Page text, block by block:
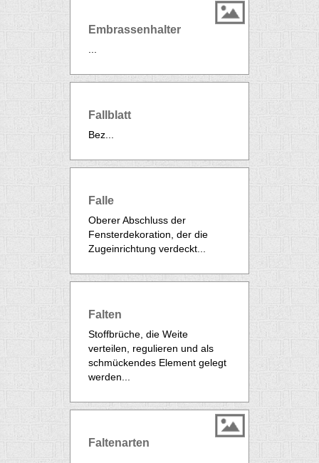
Embrassenhalter
Fallblatt
Bez...
Falle
Oberer Abschluss der
Fensterdekoration, der die
Zugeinrichtung verdeckt...
Falten
Stoffbrüche, die Weite
verteilen, regulieren und als
schmückendes Element gelegt
werden...
Faltenarten